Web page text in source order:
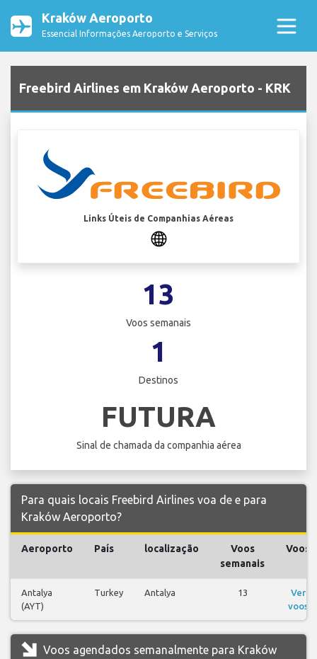
Kraków Aeroporto
Essencial Informações Aeroporto e Serviços
Freebird Airlines em Kraków Aeroporto - KRK
Links Úteis de Companhias Aéreas
13
Voos semanais
1
Destinos
FUTURA
Sinal de chamada da companhia aérea
Para quais locais Freebird Airlines voa de e para
Kraków Aeroporto?
Aeroporto País localização
Voos
semanais
Voos
Antalya
(AYT)
Turkey Antalya 13
Ver
voos
Voos agendados semanalmente para Kraków